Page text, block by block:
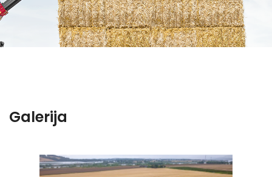
Galerija